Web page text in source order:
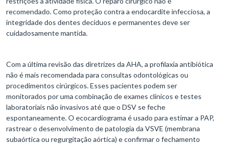
recomendado. Como proteção contra a endocardite infecciosa, a
integridade dos dentes decíduos e permanentes deve ser
cuidadosamente mantida.
Com a última revisão das diretrizes da AHA, a profilaxia antibiótica
não é mais recomendada para consultas odontológicas ou
procedimentos cirúrgicos. Esses pacientes podem ser
monitorados por uma combinação de exames clínicos e testes
laboratoriais não invasivos até que o DSV se feche
espontaneamente. O ecocardiograma é usado para estimar a PAP,
rastrear o desenvolvimento de patologia da VSVE (membrana
subaórtica ou regurgitação aórtica) e confirmar o fechamento